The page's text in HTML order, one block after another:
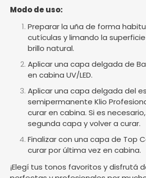
Modo de uso:
Preparar la uña de forma
cutículas y limando la
brillo natural.
Aplicar una capa delgada de
en cabina UV/LED.
Aplicar una capa delgada del
semipermanente Klio
curar en cabina. Si es
segunda capa y volver a curar.
Finalizar con una capa de Top
curar por última vez en cabina.
¡Elegí tus tonos favoritos y disfrutá